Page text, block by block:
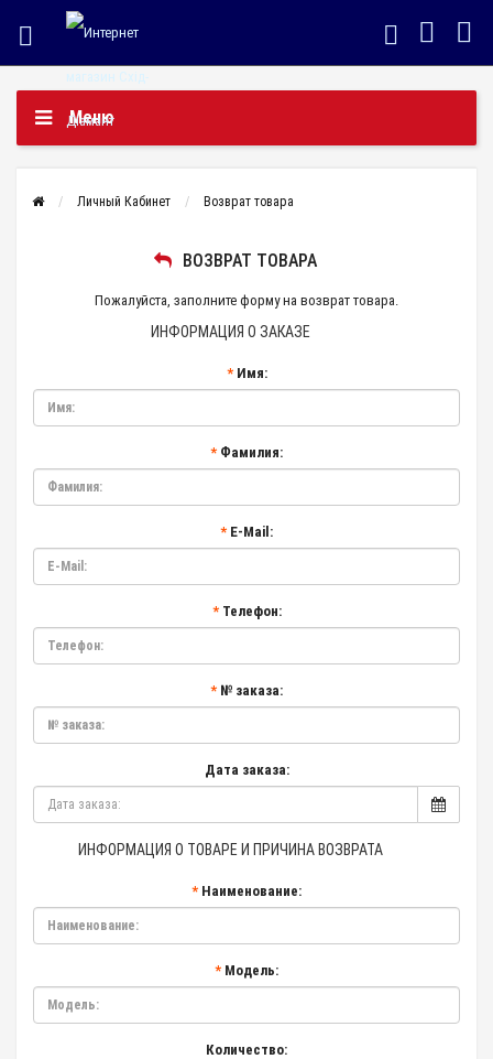
Меню
Личный Кабинет Возврат товара
ВОЗВРАТ ТОВАРА
Пожалуйста, заполните форму на возврат товара.
ИНФОРМАЦИЯ О ЗАКАЗЕ
Имя:
Фамилия:
E-Mail:
Телефон:
№ заказа:
Дата заказа:
ИНФОРМАЦИЯ О ТОВАРЕ И ПРИЧИНА ВОЗВРАТА
Наименование:
Модель:
Количество: